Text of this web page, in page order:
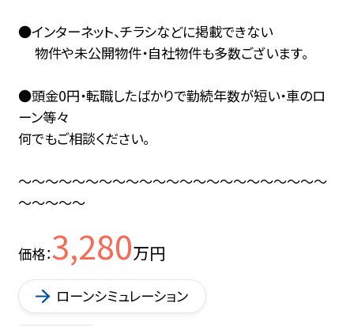
●インターネット、チラシなどに掲載できない
物件や未公開物件・自社物件も多数ございます。
●頭金0円・転職したばかりで勤続年数が短い・車のロ
ーン等々
何でもご相談ください。
～～～～～～～～～～～～～～～～～～～～～～～
～～～～～
価格 3,280万円
ローンシミュレーション